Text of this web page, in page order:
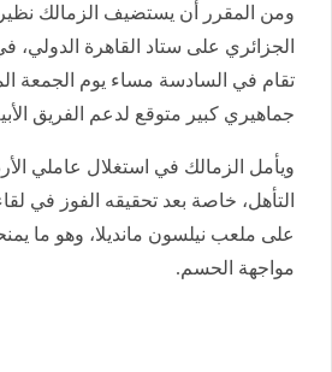
ومن المقرر أن يستضيف الزمالك
الجزائري على ستاد القاهرة الدولي،
تقام في السادسة مساء يوم الجمعة
جماهيري كبير متوقع لدعم الفريق
ويأمل الزمالك في استغلال عاملي
التأهل، خاصة بعد تحقيقه الفوز في
على ملعب نيلسون مانديلا، وهو ما
مواجهة الحسم.